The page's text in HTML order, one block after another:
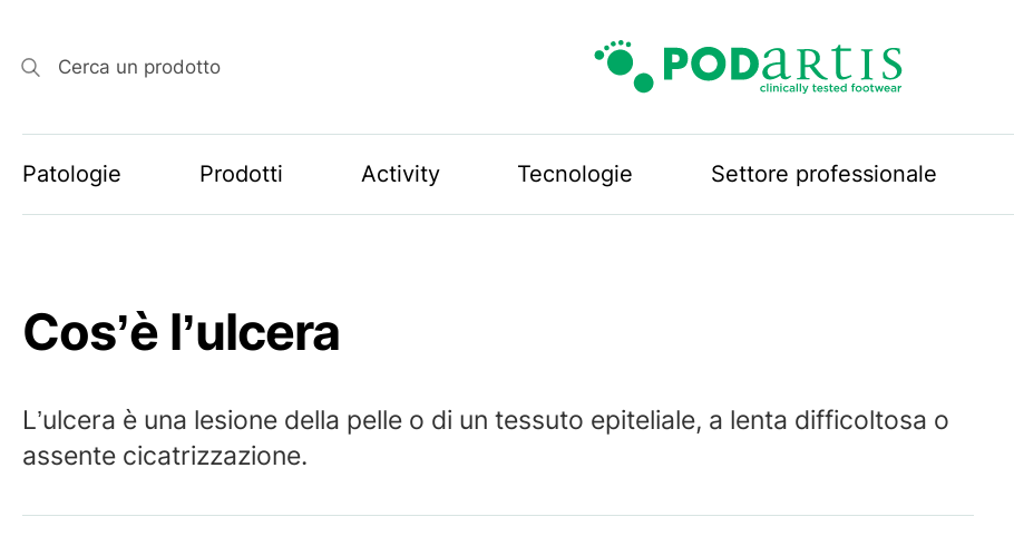
Cerca un prodotto
Patologie Prodotti Activity Tecnologie Settore professionale
Cos’è l’ulcera
L’ulcera è una lesione della pelle o di un tessuto epiteliale, a lenta difficoltosa o
assente cicatrizzazione.